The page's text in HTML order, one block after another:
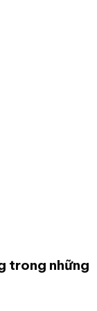
trong những